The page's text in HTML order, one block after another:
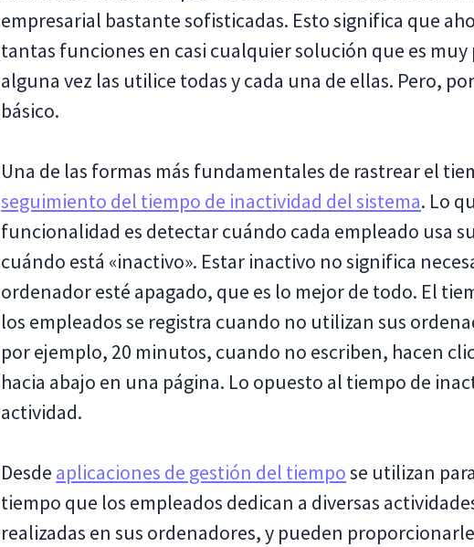
empresarial bastante sofisticadas. Esto significa que
tantas funciones en casi cualquier solución que es
alguna vez las utilice todas y cada una de ellas. Pero,
básico.
Una de las formas más fundamentales de rastrear el
seguimiento del tiempo de inactividad del sistema. Lo
funcionalidad es detectar cuándo cada empleado usa
cuándo está «inactivo». Estar inactivo no significa
ordenador esté apagado, que es lo mejor de todo. El
los empleados se registra cuando no utilizan sus
por ejemplo, 20 minutos, cuando no escriben, hacen
hacia abajo en una página. Lo opuesto al tiempo de
actividad.
Desde aplicaciones de gestión del tiempose utilizan
tiempo que los empleados dedican a diversas
realizadas en sus ordenadores, y pueden